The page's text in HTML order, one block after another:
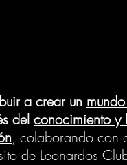
a crear un
del conocimiento y
, colaborando con
de Leonardos